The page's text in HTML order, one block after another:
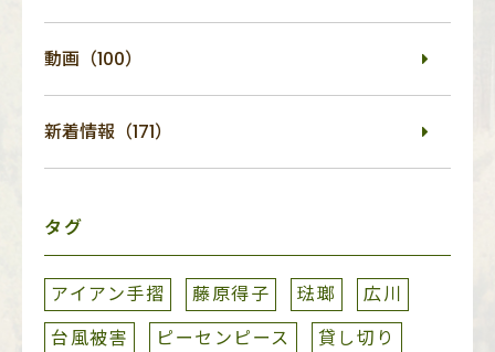
動画（100）
新着情報（171）
タグ
アイアン手摺 藤原得子 琺瑯
広川
台風被害
ピーセンピース
貸し切り